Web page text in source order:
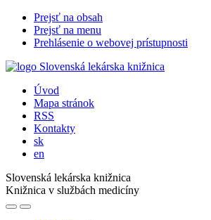
Prejsť na obsah
Prejsť na menu
Prehlásenie o webovej prístupnosti
Úvod
Mapa stránok
RSS
Kontakty
sk
en
Slovenská lekárska knižnica
Knižnica v službách medicíny